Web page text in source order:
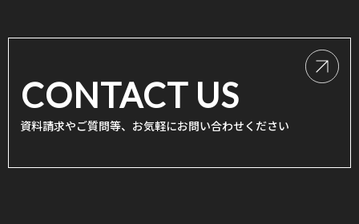
CONTACT US
資料請求やご質問等、お気軽にお問い合わせください